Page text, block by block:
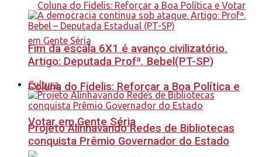
Coluna do Fidelis: Reforçar a Boa Política e
Votar em Gente Séria
Fim da escala 6X1 é avanço civilizatório.
Artigo: Deputada Profª. Bebel(PT-SP)
Cultura
Projeto Alinhavando Redes de Bibliotecas
conquista Prêmio Governador do Estado